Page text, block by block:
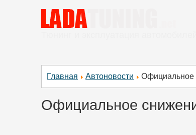
Главная Автоновости Официальное
Официальное